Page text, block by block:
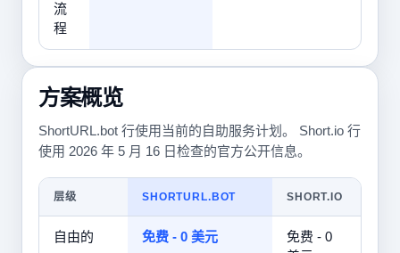
流
程
方案概览
ShortURL.bot 行使用当前的自助服务计划。 Short.io 行
使用 2026 年 5 月 16 日检查的官方公开信息。
层级 SHORTURL.BOT SHORT.IO
自由的 免费 - 0 美元
免费 - 0